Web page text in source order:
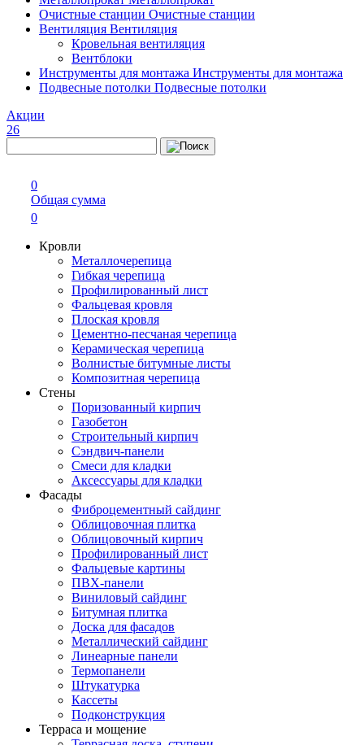
Очистные станции Очистные станции
Вентиляция Вентиляция
Кровельная вентиляция
Вентблоки
Инструменты для монтажа Инструменты для монтажа
Подвесные потолки Подвесные потолки
Акции
26
0
Общая сумма
0
Кровли
Металлочерепица
Гибкая черепица
Профилированный лист
Фальцевая кровля
Плоская кровля
Цементно-песчаная черепица
Керамическая черепица
Волнистые битумные листы
Композитная черепица
Стены
Поризованный кирпич
Газобетон
Строительный кирпич
Сэндвич-панели
Смеси для кладки
Аксессуары для кладки
Фасады
Фиброцементный сайдинг
Облицовочная плитка
Облицовочный кирпич
Профилированный лист
Фальцевые картины
ПВХ-панели
Виниловый сайдинг
Битумная плитка
Доска для фасадов
Металлический сайдинг
Линеарные панели
Термопанели
Штукатурка
Кассеты
Подконструкция
Терраса и мощение